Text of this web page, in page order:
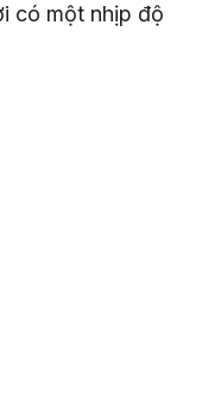
có một nhịp độ